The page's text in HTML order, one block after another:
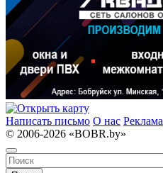
Написать письмо О нас Реклама
© 2006-2026 «BOBR.by»